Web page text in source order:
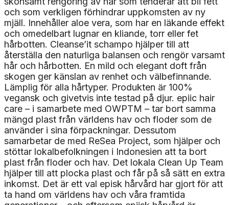
och som verkligen förhindrar uppkomsten av ny
mjäll. Innehåller aloe vera, som har en läkande effekt
och omedelbart lugnar en kliande, torr eller fet
hårbotten. Cleanse’it schampo hjälper till att
återställa den naturliga balansen och rengör varsamt
hår och hårbotten. En mild och elegant doft från
skogen ger känslan av renhet och välbefinnande.
Lämplig för alla hårtyper. Produkten är 100%
vegansk och givetvis inte testad på djur. epiic hair
care – i samarbete med OWPTM – tar bort samma
mängd plast från världens hav och floder som de
använder i sina förpackningar. Dessutom
samarbetar de med ReSea Project, som hjälper och
stöttar lokalbefolkningen i Indonesien att ta bort
plast från floder och hav. Det lokala Clean Up Team
hjälper till att plocka plast och får på så sätt en extra
inkomst. Det är ett val episk hårvård har gjort för att
ta hand om världens hav och våra framtida